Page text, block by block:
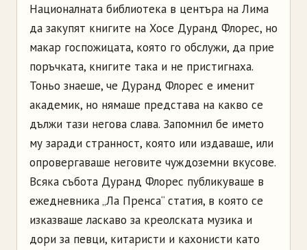
Националната библиотека в центъра на Лима
да закупят книгите на Хосе Дуранд Флорес, но
макар госпожицата, която го обслужи, да прие
поръчката, книгите така и не пристигнаха.
Тоньо знаеше, че Дуранд Флорес е именит
академик, но нямаше представа на какво се
дължи тази негова слава. Запомнил бе името
му заради странност, която или издаваше, или
опровергаваше неговите чуждоземни вкусове.
Всяка събота Дуранд Флорес публикуваше в
ежедневника „Ла Пренса“ статия, в която се
изказваше ласкаво за креолската музика и
дори за певци, китаристи и кахонисти като